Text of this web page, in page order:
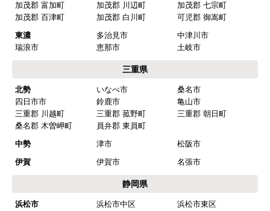
2025年10月10日 21:04
欲しい商品をスムーズに注文できましたか？
ショップからの連絡や対応は適切でしたか？
予定の期日までに商品が届きましたか？
はい
商品の梱包は必要十分なものでしたか？
加茂郡 富加町
加茂郡 川辺町
加茂郡 七宗町
加茂郡 百津町
加茂郡 白川町
可児郡 御嵩町
東濃
多治見市
中津川市
瑞浪市
恵那市 土岐市
三重県
北勢 いなべ市
桑名市
四日市市
鈴鹿市
亀山市
三重郡 川越町
三重郡 菰野町
三重郡 朝日町
桑名郡 木曽岬町
員弁郡 東員町
中勢
津市
松阪市
伊賀
伊賀市 名張市
静岡県
浜松市 浜松市中区
浜松市東区